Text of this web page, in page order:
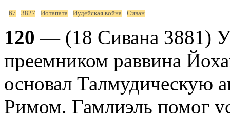
67 3827 Иотапата Иудейская война Сиван
120 — (18 Сивана 3881)
преемником раввина
основал Талмудическую
Римом. Гамлиэль помог